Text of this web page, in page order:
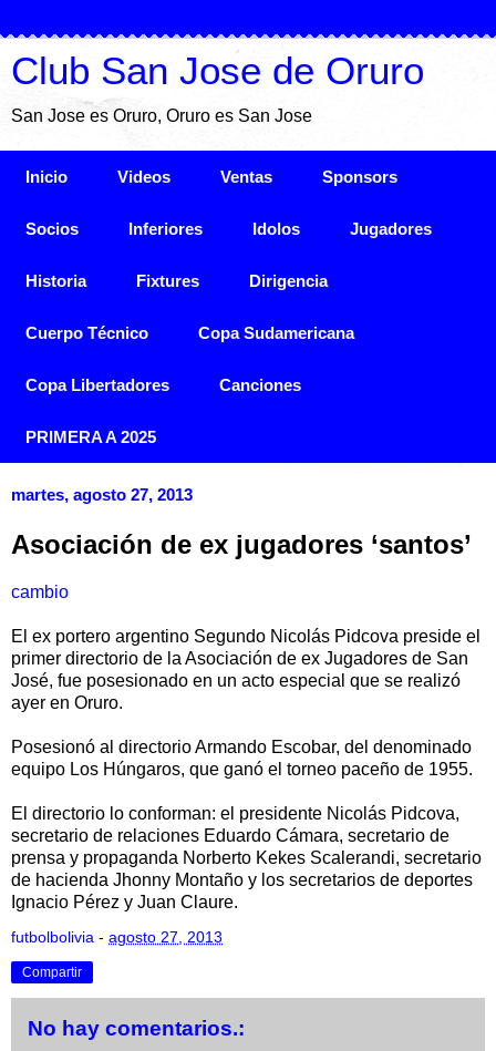
Club San Jose de Oruro
San Jose es Oruro, Oruro es San Jose
Inicio Videos Ventas Sponsors
Socios Inferiores Idolos Jugadores
Historia Fixtures Dirigencia
Cuerpo Técnico Copa Sudamericana
Copa Libertadores Canciones
PRIMERA A 2025
martes, agosto 27, 2013
Asociación de ex jugadores ‘santos’
cambio
El ex portero argentino Segundo Nicolás Pidcova preside el
primer directorio de la Asociación de ex Jugadores de San
José, fue posesionado en un acto especial que se realizó
ayer en Oruro.
Posesionó al directorio Armando Escobar, del denominado
equipo Los Húngaros, que ganó el torneo paceño de 1955.
El directorio lo conforman: el presidente Nicolás Pidcova,
secretario de relaciones Eduardo Cámara, secretario de
prensa y propaganda Norberto Kekes Scalerandi, secretario
de hacienda Jhonny Montaño y los secretarios de deportes
Ignacio Pérez y Juan Claure.
futbolbolivia - agosto 27, 2013
Compartir
No hay comentarios.: